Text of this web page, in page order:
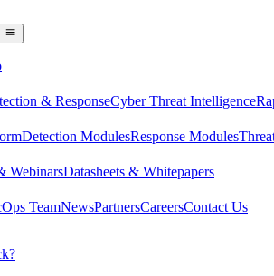
& ResponseCyber Threat Intelligence
Detection ModulesResponse Modules
WebinarsDatasheets & Whitepapers
TeamNewsPartnersCareersContact Us